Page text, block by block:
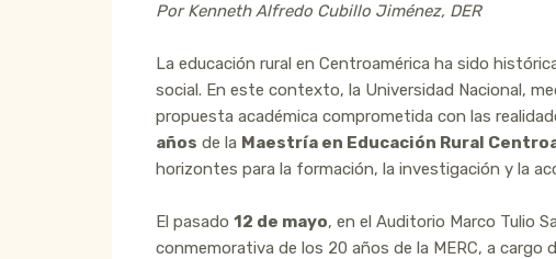
Por Kenneth Alfredo Cubillo Jiménez, DER
La educación rural en Centroamérica ha sido
social. En este contexto, la Universidad Nacional,
propuesta académica comprometida con las
años de la Maestría en Educación Rural
horizontes para la formación, la investigación y la
El pasado 12 de mayo, en el Auditorio Marco Tulio
conmemorativa de los 20 años de la MERC, a